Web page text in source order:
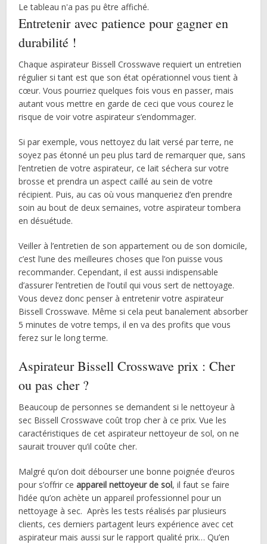
Le tableau n'a pas pu être affiché.
Entretenir avec patience pour gagner en
durabilité !
Chaque aspirateur Bissell Crosswave requiert un entretien
régulier si tant est que son état opérationnel vous tient à
cœur. Vous pourriez quelques fois vous en passer, mais
autant vous mettre en garde de ceci que vous courez le
risque de voir votre aspirateur s’endommager.
Si par exemple, vous nettoyez du lait versé par terre, ne
soyez pas étonné un peu plus tard de remarquer que, sans
l’entretien de votre aspirateur, ce lait séchera sur votre
brosse et prendra un aspect caillé au sein de votre
récipient. Puis, au cas où vous manqueriez d’en prendre
soin au bout de deux semaines, votre aspirateur tombera
en désuétude.
Veiller à l’entretien de son appartement ou de son domicile,
c’est l’une des meilleures choses que l’on puisse vous
recommander. Cependant, il est aussi indispensable
d’assurer l’entretien de l’outil qui vous sert de nettoyage.
Vous devez donc penser à entretenir votre aspirateur
Bissell Crosswave. Même si cela peut banalement absorber
5 minutes de votre temps, il en va des profits que vous
ferez sur le long terme.
Aspirateur Bissell Crosswave prix : Cher
ou pas cher ?
Beaucoup de personnes se demandent si le nettoyeur à
sec Bissell Crosswave coût trop cher à ce prix. Vue les
caractéristiques de cet aspirateur nettoyeur de sol, on ne
saurait trouver qu’il coûte cher.
Malgré qu’on doit débourser une bonne poignée d’euros
pour s’offrir ceappareil nettoyeur de sol, il faut se faire
l’idée qu’on achète un appareil professionnel pour un
nettoyage à sec. Après les tests réalisés par plusieurs
clients, ces derniers partagent leurs expérience avec cet
aspirateur mais aussi sur le rapport qualité prix… Qu’en